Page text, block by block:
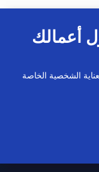
أعمالك
الشخصية الخاصة